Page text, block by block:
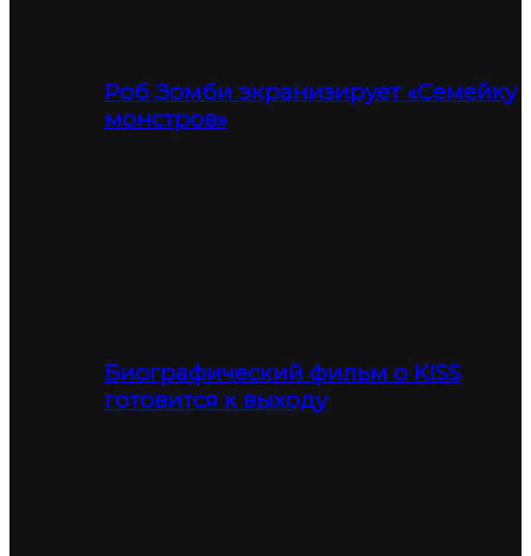
Роб Зомби экранизирует «Семейку
монстров»
Биографический фильм о KISS
готовится к выходу